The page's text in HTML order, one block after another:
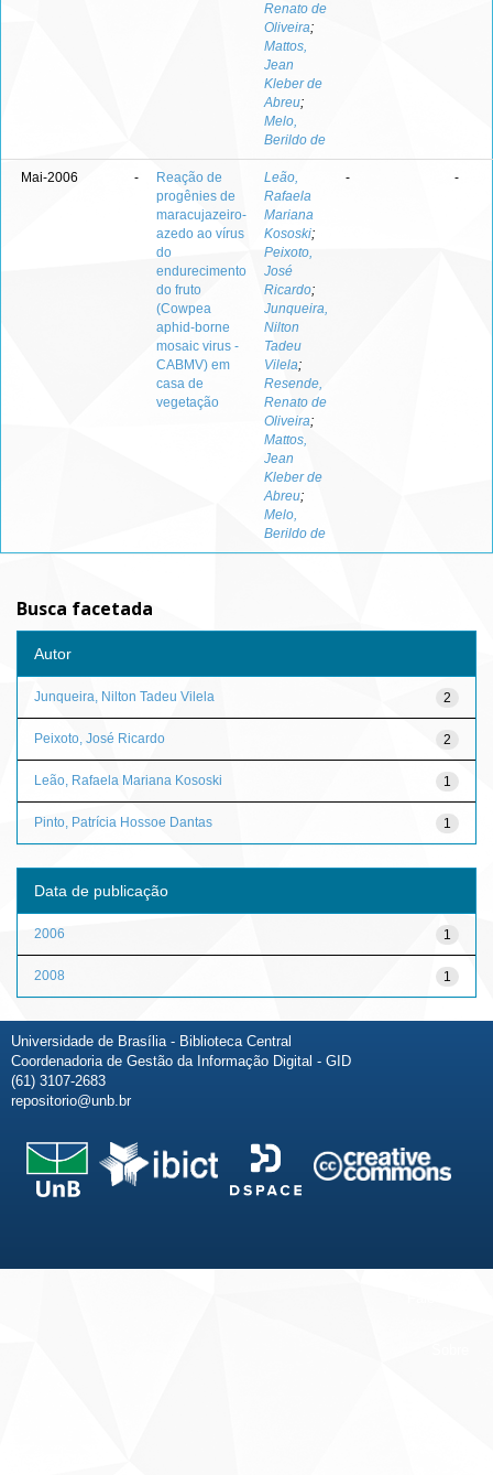
Renato de
Oliveira;
Mattos,
Jean
Kleber de
Abreu;
Melo,
Berildo de
Mai-2006 -
Reação de
progênies de
maracujazeiro-
azedo ao vírus
do
endurecimento
do fruto
(Cowpea
aphid-borne
mosaic virus -
CABMV) em
casa de
vegetação
Leão,
Rafaela
Mariana
Kososki;
Peixoto,
José
Ricardo;
Junqueira,
Nilton
Tadeu
Vilela;
Resende,
Renato de
Oliveira;
Mattos,
Jean
Kleber de
Abreu;
Melo,
Berildo de
- -
Busca facetada
Autor
2
Junqueira, Nilton Tadeu Vilela
2
Peixoto, José Ricardo
1
Leão, Rafaela Mariana Kososki
1
Pinto, Patrícia Hossoe Dantas
Data de publicação
1
2006
1
2008
Universidade de Brasília - Biblioteca Central
Coordenadoria de Gestão da Informação Digital - GID
(61) 3107-2683
repositorio@unb.br